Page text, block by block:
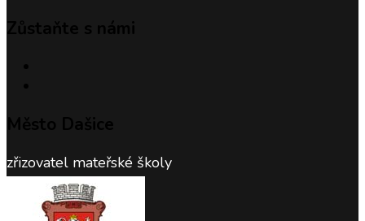
zřizovatel mateřské školy